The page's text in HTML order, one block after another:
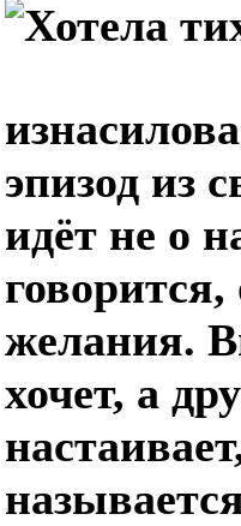
эпизод из
идёт не о
говорится,
желания.
хочет, а